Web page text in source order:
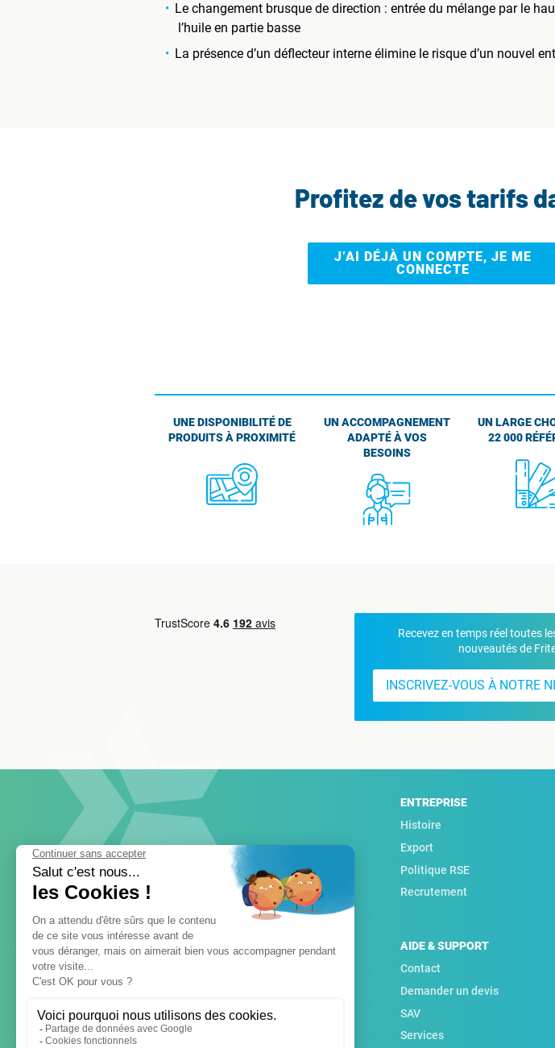
Le changement brusque de direction : entrée du mélange par le
l’huile en partie basse
La présence d’un déflecteur interne élimine le risque d’un nouvel
Profitez de vos tarifs
J’AI DÉJÀ UN COMPTE, JE ME
CONNECTE
UNE DISPONIBILITÉ DE
PRODUITS À PROXIMITÉ
UN ACCOMPAGNEMENT
ADAPTÉ À VOS
BESOINS
UN LARGE
22 000
Recevez en temps réel toutes
nouveautés de
INSCRIVEZ-VOUS À NOTRE
ENTREPRISE
Histoire
Export
Politique RSE
Recrutement
AIDE & SUPPORT
Contact
Demander un devis
SAV
Services